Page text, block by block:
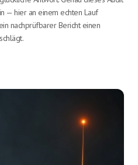
— hier an einem echten Lauf
nachprüfbarer Bericht einen